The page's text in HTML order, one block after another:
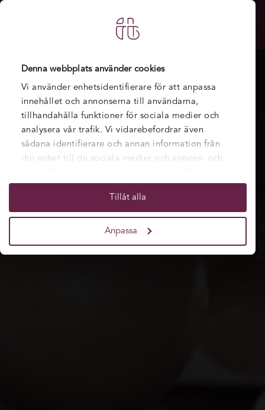
Denna webbplats använder cookies
Vi använder enhetsidentifierare för att anpassa
innehållet och annonserna till användarna,
tillhandahålla funktioner för sociala medier och
analysera vår trafik. Vi vidarebefordrar även
sådana identifierare och annan information från
din enhet till de sociala medier och annons- och
information som du har tillhandahållit eller som
de har samlat in när du har använt deras tjänster.
Tillåt alla
Anpassa